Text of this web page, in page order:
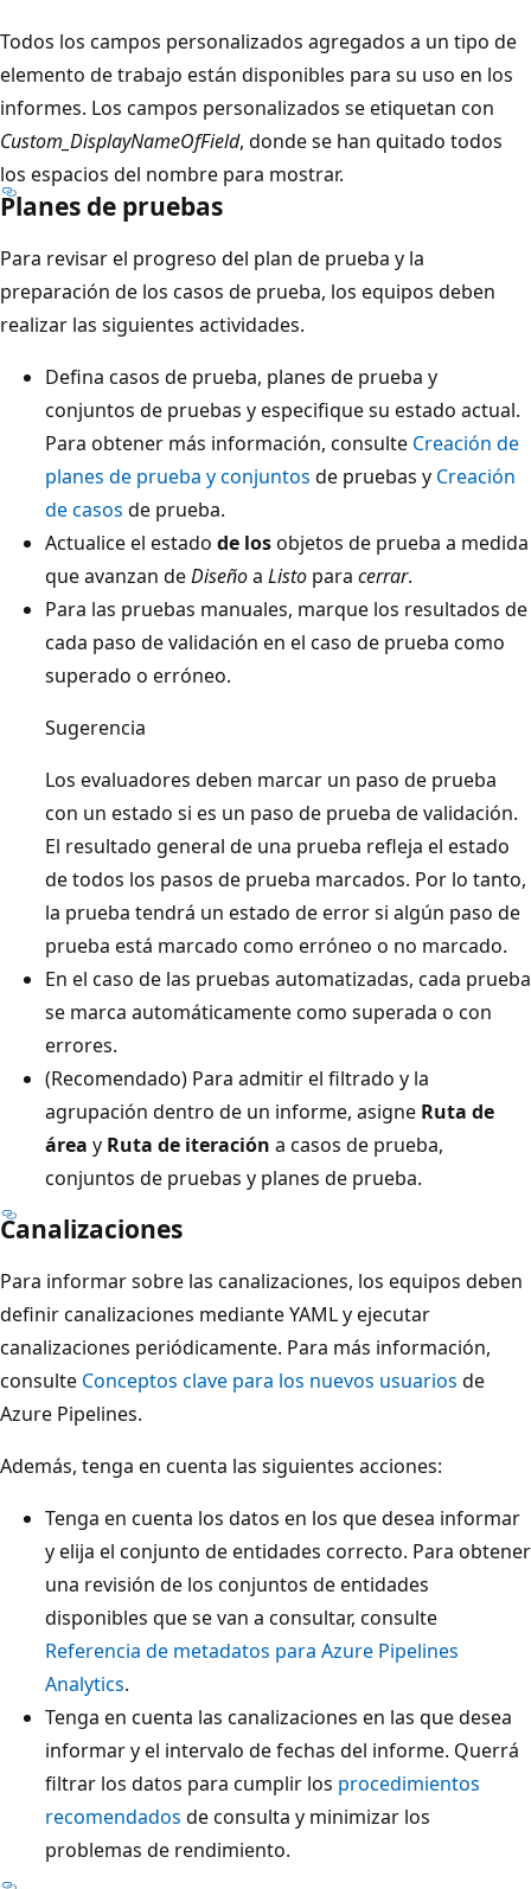
Todos los campos personalizados agregados a un tipo de
elemento de trabajo están disponibles para su uso en los
informes. Los campos personalizados se etiquetan con
Custom_DisplayNameOfField, donde se han quitado todos
los espacios del nombre para mostrar.
Planes de pruebas
Para revisar el progreso del plan de prueba y la
preparación de los casos de prueba, los equipos deben
realizar las siguientes actividades.
Defina casos de prueba, planes de prueba y
conjuntos de pruebas y especifique su estado actual.
Para obtener más información, consulte Creación de
planes de prueba y conjuntos de pruebas y Creación
de casos de prueba.
Actualice el estado de losobjetos de prueba a medida
que avanzan deDiseñoa Listo para cerrar.
Para las pruebas manuales, marque los resultados de
cada paso de validación en el caso de prueba como
superado o erróneo.
Sugerencia
Los evaluadores deben marcar un paso de prueba
con un estado si es un paso de prueba de validación.
El resultado general de una prueba refleja el estado
de todos los pasos de prueba marcados. Por lo tanto,
la prueba tendrá un estado de error si algún paso de
prueba está marcado como erróneo o no marcado.
En el caso de las pruebas automatizadas, cada prueba
se marca automáticamente como superada o con
errores.
(Recomendado) Para admitir el filtrado y la
agrupación dentro de un informe, asigne Ruta de
área y Ruta de iteración a casos de prueba,
conjuntos de pruebas y planes de prueba.
Canalizaciones
Para informar sobre las canalizaciones, los equipos deben
definir canalizaciones mediante YAML y ejecutar
canalizaciones periódicamente. Para más información,
consulte Conceptos clave para los nuevos usuarios de
Azure Pipelines.
Además, tenga en cuenta las siguientes acciones:
Tenga en cuenta los datos en los que desea informar
y elija el conjunto de entidades correcto. Para obtener
una revisión de los conjuntos de entidades
disponibles que se van a consultar, consulte
Referencia de metadatos para Azure Pipelines
Analytics.
Tenga en cuenta las canalizaciones en las que desea
informar y el intervalo de fechas del informe. Querrá
filtrar los datos para cumplir los procedimientos
recomendados de consulta y minimizar los
problemas de rendimiento.